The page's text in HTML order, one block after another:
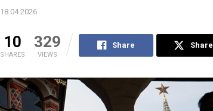
18.04.2026
10
SHARES
329
VIEWS
Share Share